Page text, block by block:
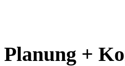
Planung +